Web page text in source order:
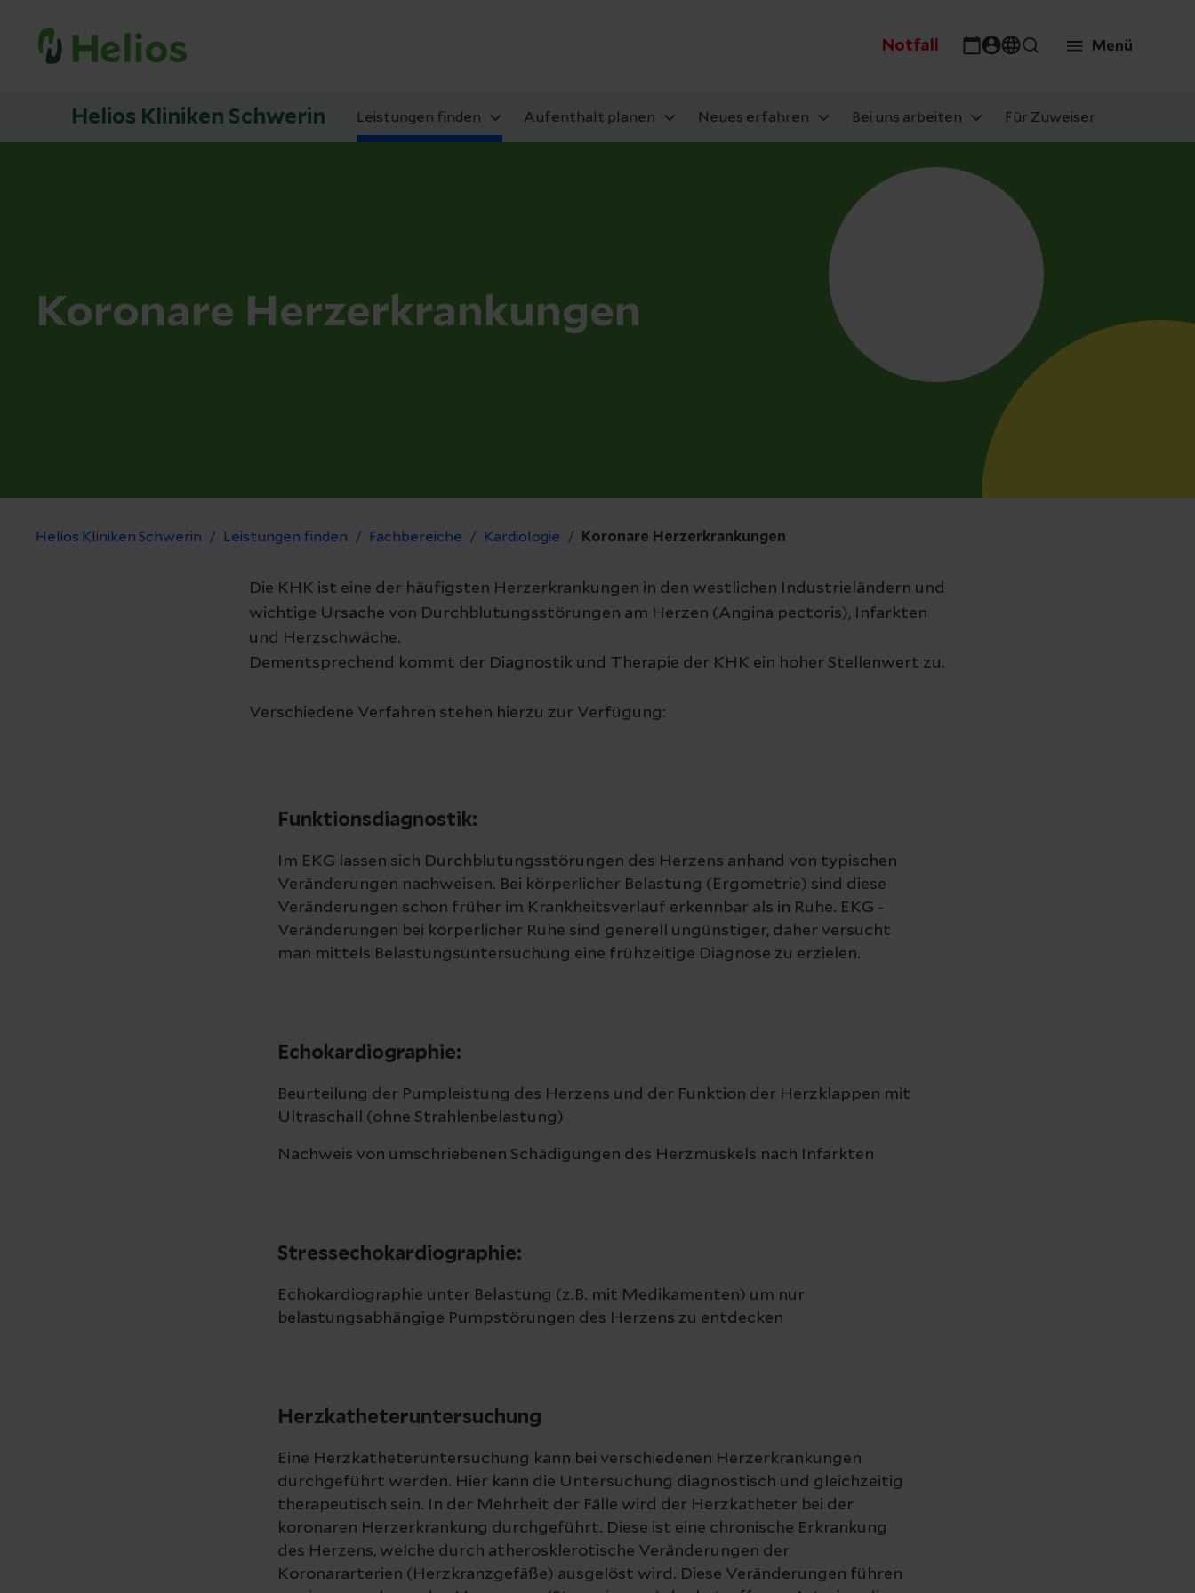
Notfall Menü
Helios Kliniken Schwerin Leistungen finden Aufenthalt planen Neues erfahren Bei uns arbeiten Für Zuweiser
Koronare Herzerkrankungen
Helios Kliniken Schwerin Leistungen finden Fachbereiche Kardiologie Koronare Herzerkrankungen
Die KHK ist eine der häufigsten Herzerkrankungen in den westlichen Industrieländern und
wichtige Ursache von Durchblutungsstörungen am Herzen (Angina pectoris), Infarkten
und Herzschwäche.
Dementsprechend kommt der Diagnostik und Therapie der KHK ein hoher Stellenwert zu.
Verschiedene Verfahren stehen hierzu zur Verfügung:
Funktionsdiagnostik:
Im EKG lassen sich Durchblutungsstörungen des Herzens anhand von typischen
Veränderungen nachweisen. Bei körperlicher Belastung (Ergometrie) sind diese
Veränderungen schon früher im Krankheitsverlauf erkennbar als in Ruhe. EKG -
Veränderungen bei körperlicher Ruhe sind generell ungünstiger, daher versucht
man mittels Belastungsuntersuchung eine frühzeitige Diagnose zu erzielen.
Echokardiographie:
Beurteilung der Pumpleistung des Herzens und der Funktion der Herzklappen mit
Ultraschall (ohne Strahlenbelastung)
Nachweis von umschriebenen Schädigungen des Herzmuskels nach Infarkten
Stressechokardiographie:
Echokardiographie unter Belastung (z.B. mit Medikamenten) um nur
belastungsabhängige Pumpstörungen des Herzens zu entdecken
Herzkatheteruntersuchung
Eine Herzkatheteruntersuchung kann bei verschiedenen Herzerkrankungen
durchgeführt werden. Hier kann die Untersuchung diagnostisch und gleichzeitig
therapeutisch sein. In der Mehrheit der Fälle wird der Herzkatheter bei der
koronaren Herzerkrankung durchgeführt. Diese ist eine chronische Erkrankung
des Herzens, welche durch atherosklerotische Veränderungen der
Koronararterien (Herzkranzgefäße) ausgelöst wird. Diese Veränderungen führen